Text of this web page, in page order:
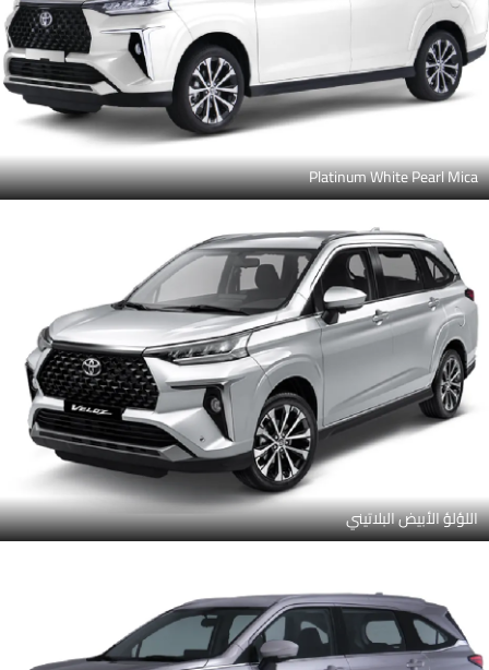
Platinum White Pearl Mica
اللؤلؤ الأبيض البلاتيني